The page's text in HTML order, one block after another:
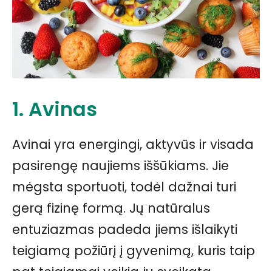
1. Avinas
Avinai yra energingi, aktyvūs ir visada
pasirengę naujiems iššūkiams. Jie
mėgsta sportuoti, todėl dažnai turi
gerą fizinę formą. Jų natūralus
entuziazmas padeda jiems išlaikyti
teigiamą požiūrį į gyvenimą, kuris taip